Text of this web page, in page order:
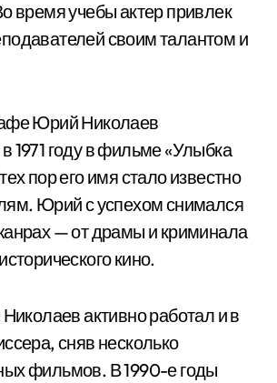
время учебы актер привлек
своим талантом и
Юрий Николаев
1971 году в фильме «Улыбка
пор его имя стало известно
Юрий с успехом снимался
— от драмы и криминала
кино.
активно работал и в
сняв несколько
фильмов. В 1990-е годы